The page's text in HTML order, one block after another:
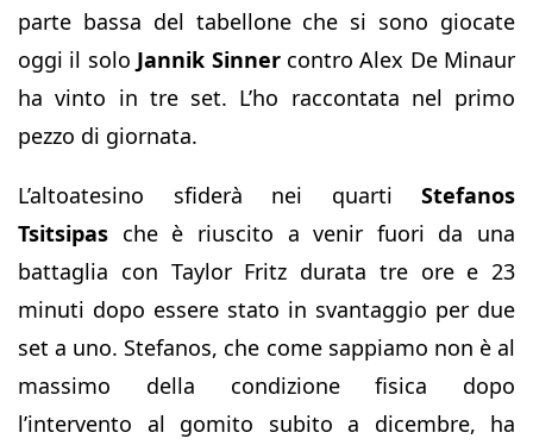
parte bassa del tabellone che si sono giocate
oggi il solo Jannik Sinnercontro Alex De Minaur
ha vinto in tre set. L’ho raccontata nel primo
pezzo di giornata.
L’altoatesino sfiderà nei quarti Stefanos
Tsitsipas che è riuscito a venir fuori da una
battaglia con Taylor Fritz durata tre ore e 23
minuti dopo essere stato in svantaggio per due
set a uno. Stefanos, che come sappiamo non è al
massimo della condizione fisica dopo
l’intervento al gomito subito a dicembre, ha